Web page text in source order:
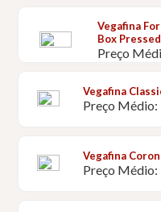
Vegafina
Box
Preço
Vegafina
Preço Médio:
Vegafina
Preço Médio: